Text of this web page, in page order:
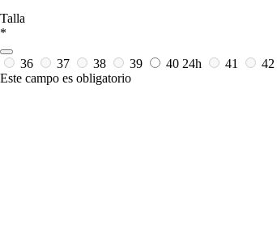
Talla
*
36 37 38 39 40 24h 41 42
Este campo es obligatorio